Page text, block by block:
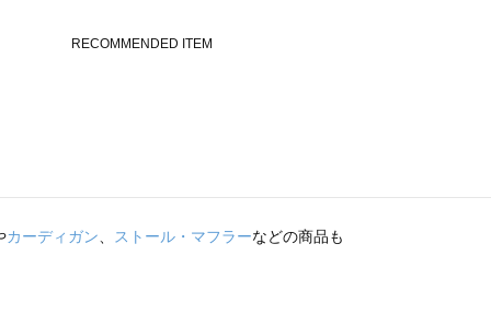
カーディガン、 ストール・マフラーなどの商品も